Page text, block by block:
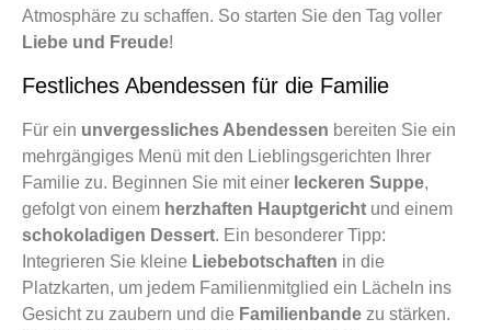
Atmosphäre zu schaffen. So starten Sie den Tag voller
Liebe und Freude!
Festliches Abendessen für die Familie
Für ein unvergessliches Abendessen bereiten Sie ein
mehrgängiges Menü mit den Lieblingsgerichten Ihrer
Familie zu. Beginnen Sie mit einer leckeren Suppe,
gefolgt von einem herzhaften Hauptgericht und einem
schokoladigen Dessert. Ein besonderer Tipp:
Integrieren Sie kleine Liebebotschaften in die
Platzkarten, um jedem Familienmitglied ein Lächeln ins
Gesicht zu zaubern und die Familienbande zu stärken.